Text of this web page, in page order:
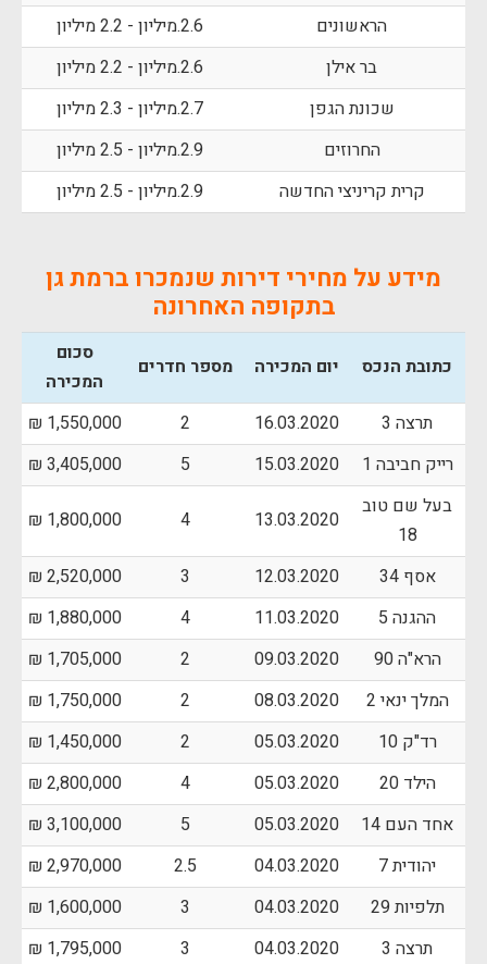
הראשונים
2.6.מיליון - 2.2 מיליון
בר אילן
2.6.מיליון - 2.2 מיליון
שכונת הגפן
2.7.מיליון - 2.3 מיליון
החרוזים
2.9.מיליון - 2.5 מיליון
קרית קריניצי החדשה
2.9.מיליון - 2.5 מיליון
מידע על מחירי דירות שנמכרו ברמת גן
בתקופה האחרונה
כתובת הנכס יום המכירה מספר חדרים
סכום
המכירה
תרצה 3
16.03.2020
2
1,550,000 ₪
רייק חביבה 1
15.03.2020
5
3,405,000 ₪
בעל שם טוב
18
13.03.2020
4
1,800,000 ₪
אסף 34 12.03.2020
3
2,520,000 ₪
ההגנה 5
11.03.2020
4
1,880,000 ₪
הרא"ה 90
09.03.2020
2
1,705,000 ₪
המלך ינאי 2
08.03.2020
2
1,750,000 ₪
רד"ק 10
05.03.2020
2
1,450,000 ₪
הילד 20
05.03.2020
4
2,800,000 ₪
אחד העם 14
05.03.2020
5
3,100,000 ₪
יהודית 7
04.03.2020
2.5
2,970,000 ₪
תלפיות 29
04.03.2020
3
1,600,000 ₪
תרצה 3
04.03.2020
3
1,795,000 ₪